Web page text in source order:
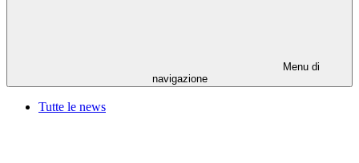
Menu di
navigazione
Tutte le news